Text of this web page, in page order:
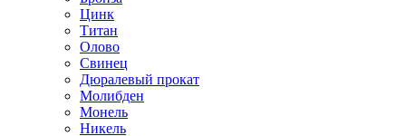
Цинк
Титан
Олово
Свинец
Дюралевый прокат
Молибден
Монель
Никель